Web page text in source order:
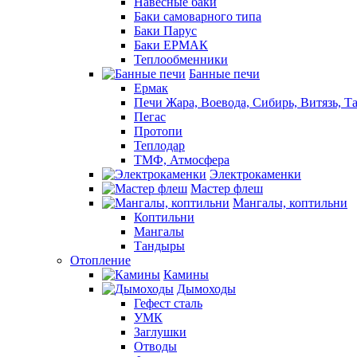
Баки самоварного типа
Баки Парус
Баки ЕРМАК
Теплообменники
Банные печи
Ермак
Печи Жара, Воевода, Сибирь, Витязь,
Пегас
Протопи
Теплодар
ТМФ, Атмосфера
Электрокаменки
Мастер флеш
Мангалы, коптильни
Коптильни
Мангалы
Тандыры
Отопление
Камины
Дымоходы
Гефест сталь
УМК
Заглушки
Отводы